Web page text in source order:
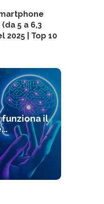
5 a 6,3
2025 | Top 10
funziona il